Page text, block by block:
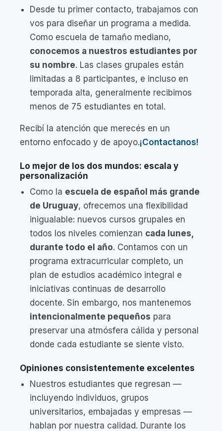
Desde tu primer contacto, trabajamos con
vos para diseñar un programa a medida.
Como escuela de tamaño mediano,
conocemos a nuestros estudiantes por
su nombre. Las clases grupales están
limitadas a 8 participantes, e incluso en
temporada alta, generalmente recibimos
menos de 75 estudiantes en total.
Recibí la atención que merecés en un
entorno enfocado y de apoyo.¡Contactanos!
Lo mejor de los dos mundos: escala y
personalización
Como la escuela de español más grande
de Uruguay, ofrecemos una flexibilidad
inigualable: nuevos cursos grupales en
todos los niveles comienzan cada lunes,
durante todo el año. Contamos con un
programa extracurricular completo, un
plan de estudios académico integral e
iniciativas continuas de desarrollo
docente. Sin embargo, nos mantenemos
intencionalmente pequeños para
preservar una atmósfera cálida y personal
donde cada estudiante se siente visto.
Opiniones consistentemente excelentes
Nuestros estudiantes que regresan —
incluyendo individuos, grupos
universitarios, embajadas y empresas —
hablan por nuestra calidad. Durante los